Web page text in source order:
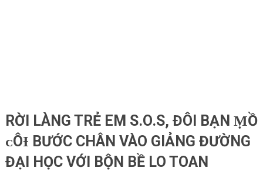
RỜI LÀNG TRẺ EM S.O.S, ĐÔI BẠN ṂỒ
ᴄÔƗ BƯỚC CHÂN VÀO GIẢNG ĐƯỜNG
ĐẠI HỌC VỚI BỘN BỀ LO TOAN